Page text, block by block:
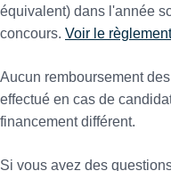
équivalent) dans l'année
concours. Voir le
Aucun remboursement
effectué en cas de
financement différent.
Si vous avez des